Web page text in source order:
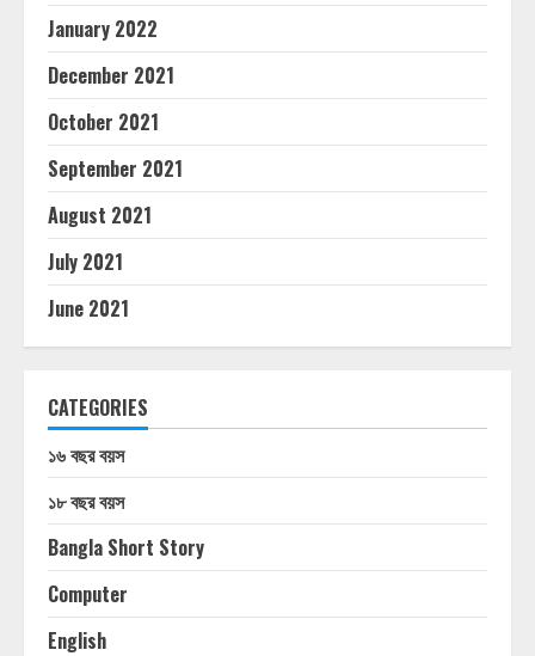
January 2022
December 2021
October 2021
September 2021
August 2021
July 2021
June 2021
CATEGORIES
১৬ বছর বয়স
১৮ বছর বয়স
Bangla Short Story
Computer
English